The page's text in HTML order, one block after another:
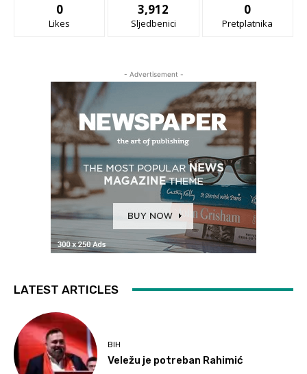
0
Likes
3,912
Sljedbenici
0
Pretplatnika
- Advertisement -
LATEST ARTICLES
BIH
Veležu je potreban Rahimić